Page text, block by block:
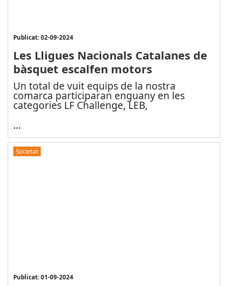
Publicat: 02-09-2024
Les Lligues Nacionals Catalanes de
bàsquet escalfen motors
Un total de vuit equips de la nostra
comarca participaran enguany en les
categories LF Challenge, LEB,
...
Societat
Publicat: 01-09-2024